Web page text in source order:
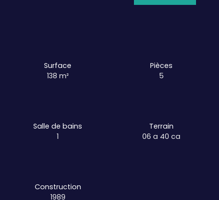
Surface
138 m²
Pièces
5
Salle de bains
1
Terrain
06 a 40 ca
Construction
1989